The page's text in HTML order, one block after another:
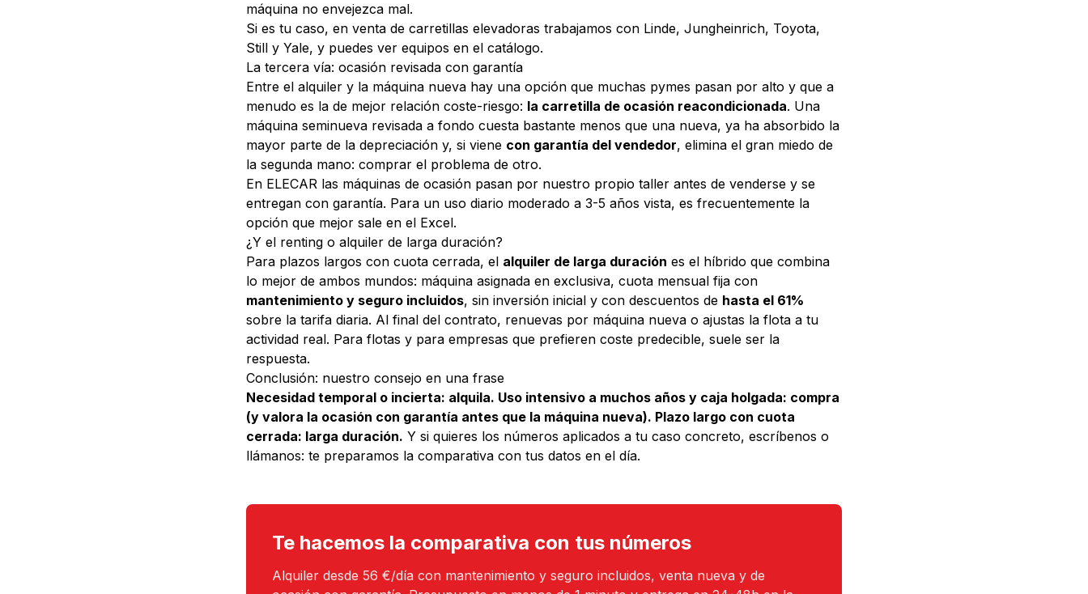
máquina no envejezca mal.
Si es tu caso, en venta de carretillas elevadoras trabajamos con Linde, Jungheinrich, Toyota,
Still y Yale, y puedes ver equipos en el catálogo.
La tercera vía: ocasión revisada con garantía
Entre el alquiler y la máquina nueva hay una opción que muchas pymes pasan por alto y que a
menudo es la de mejor relación coste-riesgo: la carretilla de ocasión reacondicionada. Una
máquina seminueva revisada a fondo cuesta bastante menos que una nueva, ya ha absorbido la
mayor parte de la depreciación y, si viene con garantía del vendedor, elimina el gran miedo de
la segunda mano: comprar el problema de otro.
En ELECAR las máquinas de ocasión pasan por nuestro propio taller antes de venderse y se
entregan con garantía. Para un uso diario moderado a 3-5 años vista, es frecuentemente la
opción que mejor sale en el Excel.
¿Y el renting o alquiler de larga duración?
Para plazos largos con cuota cerrada, el alquiler de larga duración es el híbrido que combina
lo mejor de ambos mundos: máquina asignada en exclusiva, cuota mensual fija con
mantenimiento y seguro incluidos, sin inversión inicial y con descuentos de hasta el 61%
sobre la tarifa diaria. Al final del contrato, renuevas por máquina nueva o ajustas la flota a tu
actividad real. Para flotas y para empresas que prefieren coste predecible, suele ser la
respuesta.
Conclusión: nuestro consejo en una frase
Necesidad temporal o incierta: alquila. Uso intensivo a muchos años y caja holgada: compra
(y valora la ocasión con garantía antes que la máquina nueva). Plazo largo con cuota
cerrada: larga duración. Y si quieres los números aplicados a tu caso concreto, escríbenos o
llámanos: te preparamos la comparativa con tus datos en el día.
Te hacemos la comparativa con tus números
Alquiler desde 56 €/día con mantenimiento y seguro incluidos, venta nueva y de